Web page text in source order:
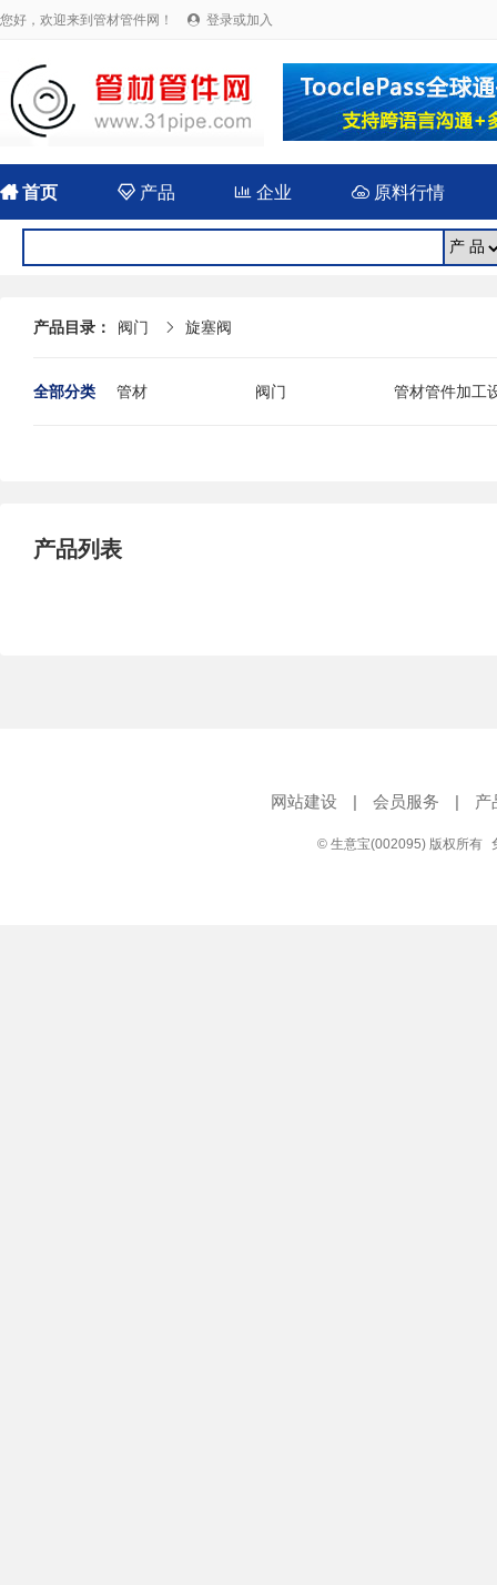
您好，欢迎来到管材管件网！  登录或加入
首页 产品  企业 原料行情
产品目录： 阀门  旋塞阀
全部分类 管材 阀门
管材管件加工
产品列表
网站建设 | 会员服务 | 产
© 生意宝(002095) 版权所有